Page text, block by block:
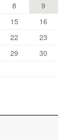
8
9
15
16
22
23
29
30